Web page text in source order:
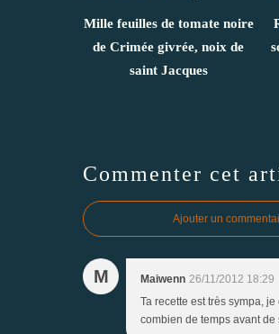
Mille feuilles de tomate noire
de Crimée givrée, noix de
saint Jacques
Commenter cet
Ajouter un
M Maiwenn 26/11/2012 18:29
Ta recette est très sympa,
combien de temps avant